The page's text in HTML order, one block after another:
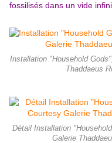
fossilisés dans un vide infini.
Installation "Household
Thaddaeus
Détail Installation
Galerie